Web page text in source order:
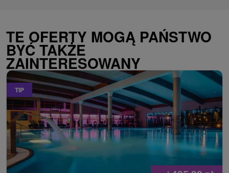
TE OFERTY MOGĄ PAŃSTWO
BYĆ TAKŻE
ZAINTERESOWANY
TIP